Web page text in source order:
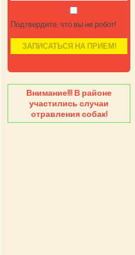
Подтвердите, что вы не робот!
Внимание!!! В районе
участились случаи
отравления собак!